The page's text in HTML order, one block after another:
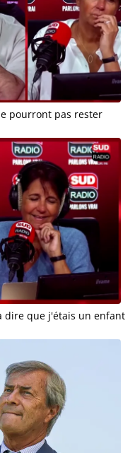
pourront pas rester
dire que j'étais un enfant